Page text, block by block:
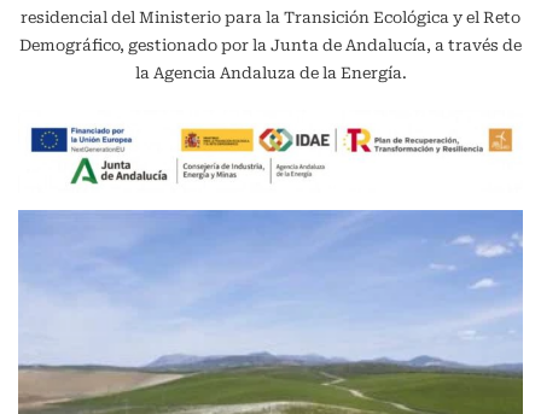
residencial del Ministerio para la Transición Ecológica y el Reto
Demográfico, gestionado por la Junta de Andalucía, a través de
la Agencia Andaluza de la Energía.